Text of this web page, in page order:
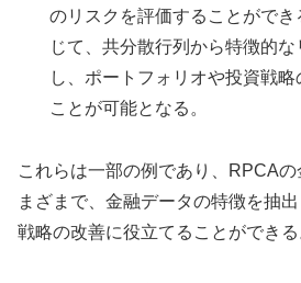
のリスクを評価することができ
じて、共分散行列から特徴的
し、ポートフォリオや投資戦略
ことが可能となる。
これらは一部の例であり、RPCA
まざまで、金融データの特徴を抽
戦略の改善に役立てることができる